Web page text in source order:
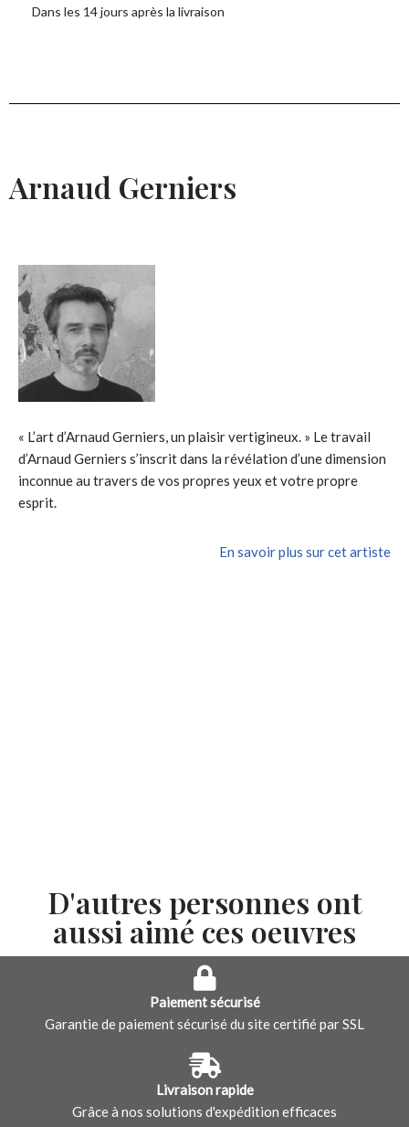
Dans les 14 jours après la livraison
Arnaud Gerniers
« L’art d’Arnaud Gerniers, un plaisir vertigineux. » Le travail
d’Arnaud Gerniers s’inscrit dans la révélation d’une dimension
inconnue au travers de vos propres yeux et votre propre
esprit.
En savoir plus sur cet artiste
D'autres personnes ont
aussi aimé ces oeuvres
Paiement sécurisé
Garantie de paiement sécurisé du site certifié par SSL
Livraison rapide
Grâce à nos solutions d'expédition efficaces